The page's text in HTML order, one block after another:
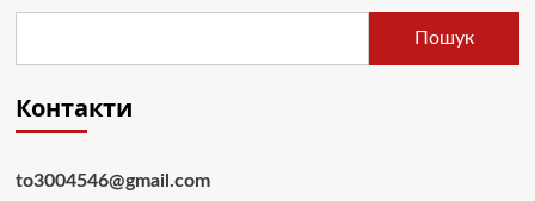
Пошук
Контакти
to3004546@gmail.com